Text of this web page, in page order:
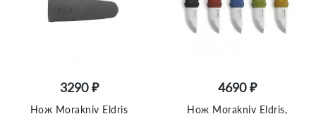
3290 ₽
Нож Morakniv Eldris
4690 ₽
Нож Morakniv Eldris,